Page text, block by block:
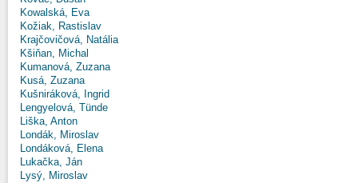
Kowalská, Eva
Kožiak, Rastislav
Krajčovičová, Natália
Kšiňan, Michal
Kumanová, Zuzana
Kusá, Zuzana
Kušniráková, Ingrid
Lengyelová, Tünde
Liška, Anton
Londák, Miroslav
Londáková, Elena
Lukačka, Ján
Lysý, Miroslav